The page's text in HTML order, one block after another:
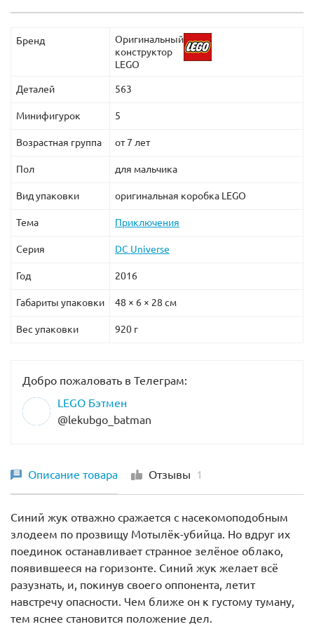
магазина, где вас приятно удивят выгодные цены и
Бренд
Оригинальный
конструктор
LEGO
Деталей 563
Минифигурок 5
Возрастная группа от 7 лет
Пол для мальчика
Вид упаковки оригинальная коробка LEGO
Тема Приключения
Серия DC Universe
Год 2016
Габариты упаковки 48 × 6 × 28 см
Вес упаковки 920 г
Добро пожаловать в Телеграм:
LEGO Бэтмен
@lekubgo_batman
Описание товара Отзывы 1
Синий жук отважно сражается с насекомоподобным
злодеем по прозвищу Мотылёк-убийца. Но вдруг их
поединок останавливает странное зелёное облако,
появившееся на горизонте. Синий жук желает всё
разузнать, и, покинув своего оппонента, летит
навстречу опасности. Чем ближе он к густому туману,
тем яснее становится положение дел.